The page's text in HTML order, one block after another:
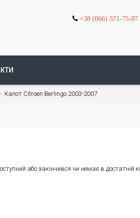
+38 (066) 571-75-87
Капот Citroen Berlingo 2003-2007
або закінчився чи немає в